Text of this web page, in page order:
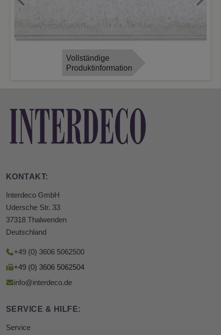
Vollständige
Produktinformation
Previous Next
KONTAKT:
Interdeco GmbH
Udersche Str. 33
37318 Thalwenden
Deutschland
+49 (0) 3606 5062500
+49 (0) 3606 5062504
info@interdeco.de
SERVICE & HILFE:
Service